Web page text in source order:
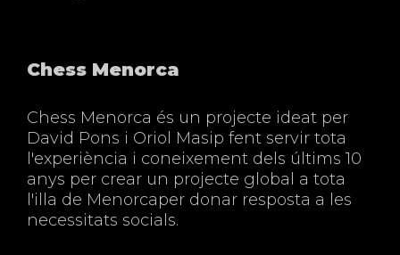
Chess Menorca
Chess Menorca és un projecte ideat per
David Pons i Oriol Masip fent servir tota
l'experiència i coneixement dels últims 10
anys per crear un projecte global a tota
l'illa de Menorcaper donar resposta a les
necessitats socials.